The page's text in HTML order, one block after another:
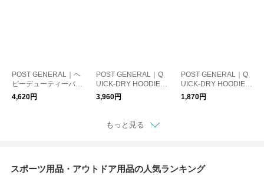
POST GENERAL｜ヘ
ビーデューティーバス
ケット with ショッピ
ングバッグ セット
4,620円
POST GENERAL｜Q
UICK-DRY HOODIE T
OWEL BIG UV / クイ
ックドライフーディー
3,960円
POST GENERAL｜Q
UICK-DRY HOODIE T
OWEL UV / クイック
ドライフーディータオ
1,870円
もっと見る
スポーツ用品・アウトドア用品の人気ランキング